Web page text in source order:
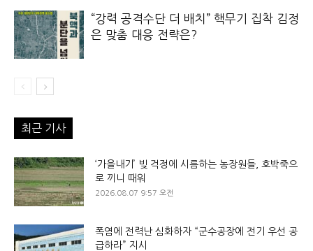
“강력 공격수단 더 배치” 핵무기 집착 김정
은 맞춤 대응 전략은?
최근 기사
‘가을내기’ 빚 걱정에 시름하는 농장원들, 호박죽으
로 끼니 때워
2026.08.07 9:57 오전
폭염에 전력난 심화하자 “군수공장에 전기 우선 공
급하라” 지시